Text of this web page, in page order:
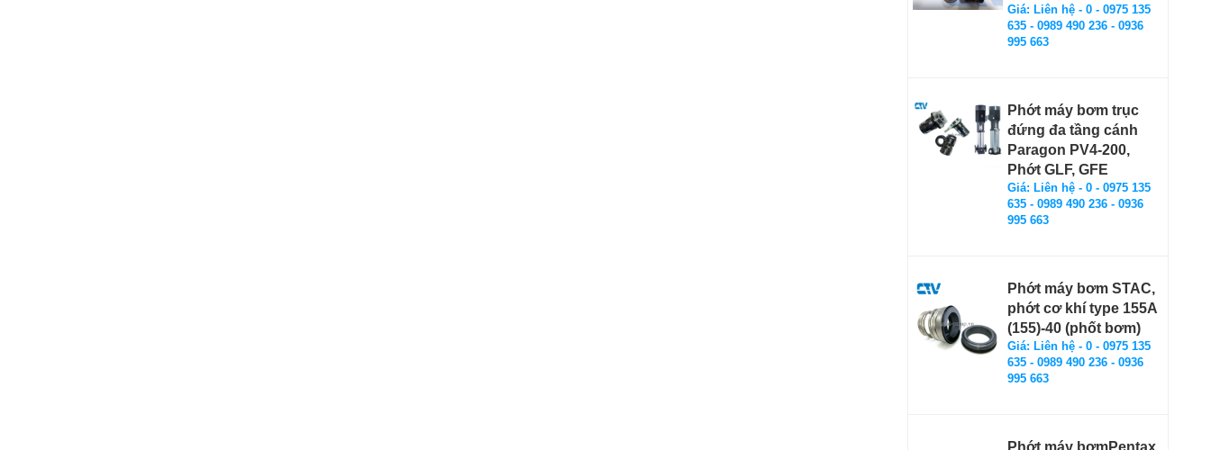
Giá: Liên hệ - 0 - 0975 135
635 - 0989 490 236 - 0936
995 663
Phớt máy bơm trục
đứng đa tầng cánh
Paragon PV4-200,
Phớt GLF, GFE
Giá: Liên hệ - 0 - 0975 135
635 - 0989 490 236 - 0936
995 663
Phớt máy bơm STAC,
phớt cơ khí type 155A
(155)-40 (phốt bơm)
Giá: Liên hệ - 0 - 0975 135
635 - 0989 490 236 - 0936
995 663
Phớt máy bơmPentax